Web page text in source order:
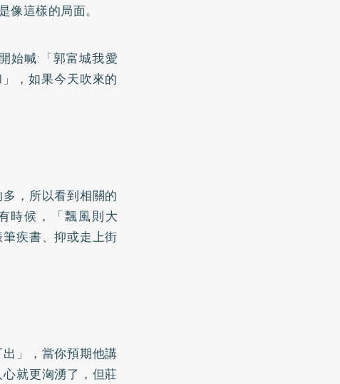
這樣的局面。
始喊:「郭富城我愛
，如果今天吹來的
，所以看到相關的
時候，「飄風則大
疾書、抑或走上街
」，當你預期他講
就更洶湧了，但莊